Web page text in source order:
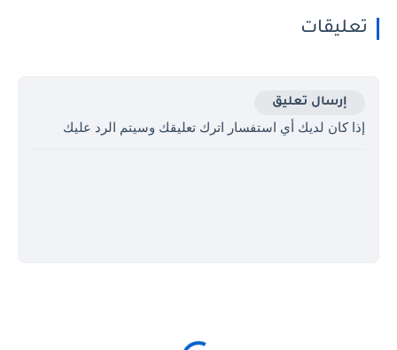
تعليقات
إرسال تعليق
إذا كان لديك أي استفسار اترك تعليقك وسيتم الرد عليك